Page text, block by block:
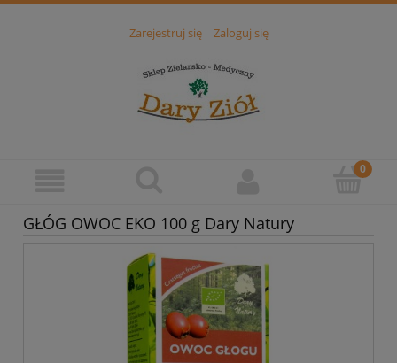
Zarejestruj się Zaloguj się
GŁÓG OWOC EKO 100 g Dary Natury